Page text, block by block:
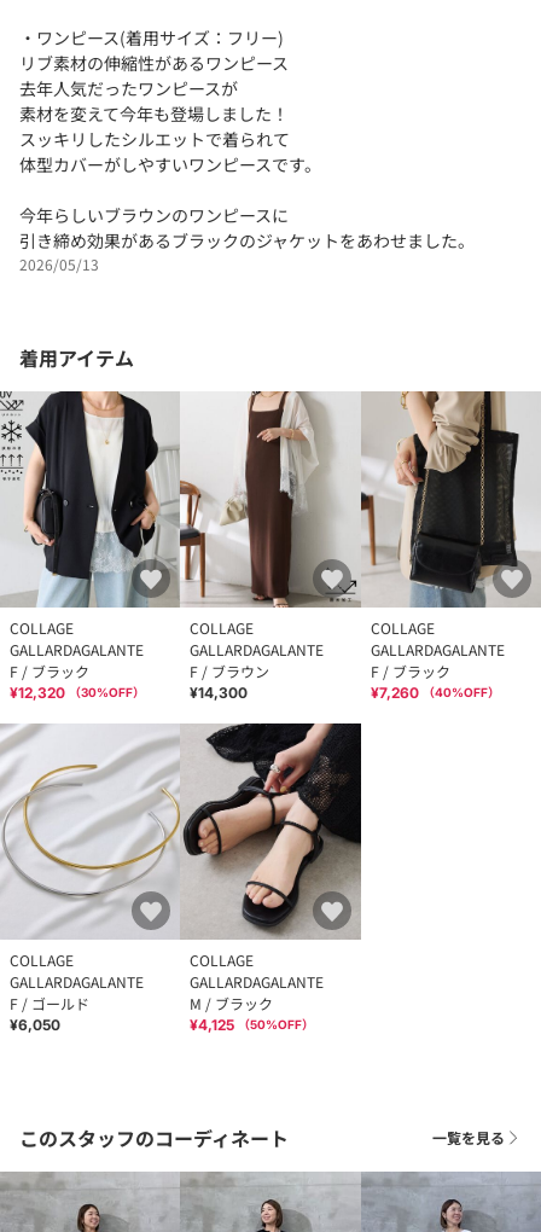
・ワンピース(着用サイズ：フリー)
リブ素材の伸縮性があるワンピース
去年人気だったワンピースが
素材を変えて今年も登場しました！
スッキリしたシルエットで着られて
体型カバーがしやすいワンピースです。
今年らしいブラウンのワンピースに
引き締め効果があるブラックのジャケットをあわせました。
2026/05/13
着用アイテム
COLLAGE
GALLARDAGALANTE
F / ブラック
¥12,320 （30%OFF）
COLLAGE
GALLARDAGALANTE
F / ブラウン
¥14,300
COLLAGE
GALLARDAGALANTE
F / ブラック
¥7,260 （40%OFF）
COLLAGE
GALLARDAGALANTE
F / ゴールド
¥6,050
COLLAGE
GALLARDAGALANTE
M / ブラック
¥4,125 （50%OFF）
このスタッフのコーディネート 一覧を見る